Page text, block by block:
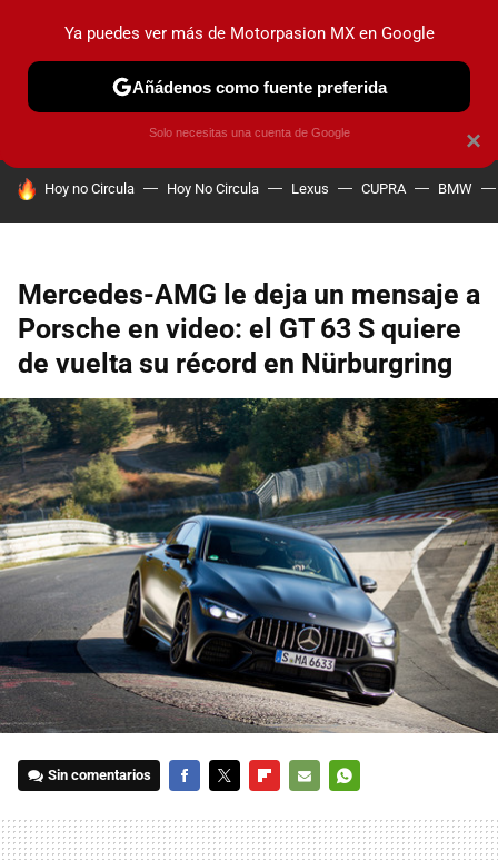
PRUEBAS INDUSTRIA HOY NO CIRCULA
HOY SE HABLA DE
Hoy no Circula Hoy No Circula Lexus CUPRA BMW
Mercedes-AMG le deja un mensaje a
Porsche en video: el GT 63 S quiere
de vuelta su récord en Nürburgring
Sin comentarios
MAIL
×
Ya puedes ver más de Motorpasion MX en Google
Añádenos como fuente preferida
Solo necesitas una cuenta de Google